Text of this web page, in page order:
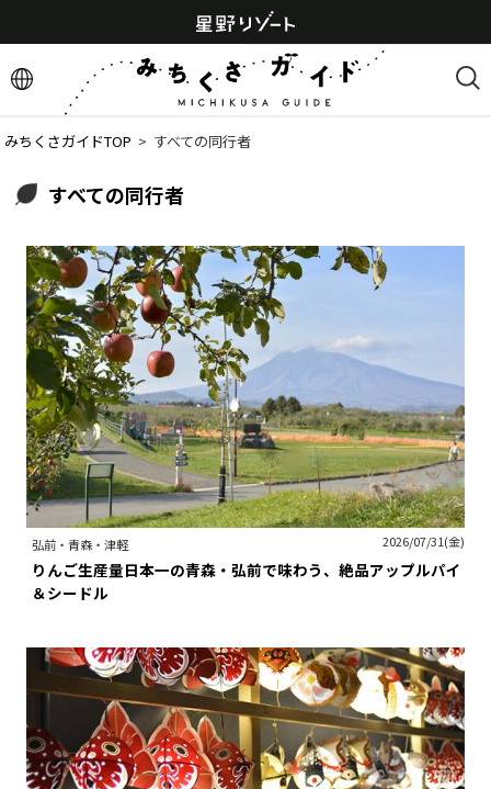
みちくさガイドTOP > すべての同行者
すべての同行者
弘前・青森・津軽 2026/07/31(金)
りんご生産量日本一の青森・弘前で味わう、絶品アップルパイ
＆シードル